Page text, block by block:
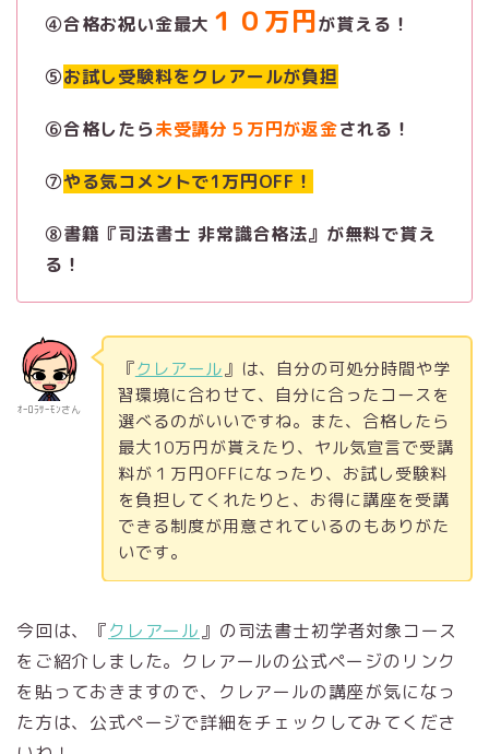
④合格お祝い金最大 １０万円が貰える！
⑤お試し受験料をクレアールが負担
⑥合格したら未受講分５万円が返金される！
⑦やる気コメントで1万円OFF！
⑧書籍『司法書士 非常識合格法』が無料で貰え
る！
ｵｰﾛﾗｻｰﾓﾝさん
『クレアール』は、自分の可処分時間や学
習環境に合わせて、自分に合ったコースを
選べるのがいいですね。また、合格したら
最大10万円が貰えたり、ヤル気宣言で受講
料が１万円OFFになったり、お試し受験料
を負担してくれたりと、お得に講座を受講
できる制度が用意されているのもありがた
いです。
今回は、『クレアール』の司法書士初学者対象コース
をご紹介しました。クレアールの公式ページのリンク
を貼っておきますので、クレアールの講座が気になっ
た方は、公式ページで詳細をチェックしてみてくださ